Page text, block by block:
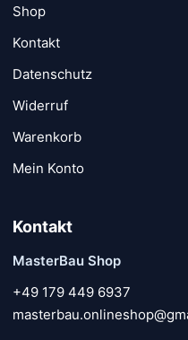
Shop
Kontakt
Datenschutz
Widerruf
Warenkorb
Mein Konto
Kontakt
MasterBau Shop
+49 179 449 6937